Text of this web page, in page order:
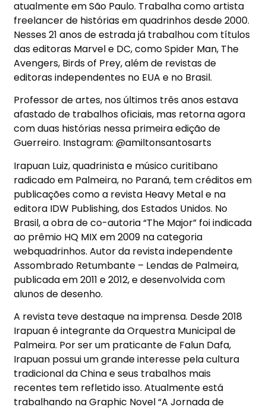
atualmente em São Paulo. Trabalha como artista
freelancer de histórias em quadrinhos desde 2000.
Nesses 21 anos de estrada já trabalhou com títulos
das editoras Marvel e DC, como Spider Man, The
Avengers, Birds of Prey, além de revistas de
editoras independentes no EUA e no Brasil.
Professor de artes, nos últimos três anos estava
afastado de trabalhos oficiais, mas retorna agora
com duas histórias nessa primeira edição de
Guerreiro. Instagram: @amiltonsantosarts
Irapuan Luiz, quadrinista e músico curitibano
radicado em Palmeira, no Paraná, tem créditos em
publicações como a revista Heavy Metal e na
editora IDW Publishing, dos Estados Unidos. No
Brasil, a obra de co-autoria “The Major” foi indicada
ao prêmio HQ MIX em 2009 na categoria
webquadrinhos. Autor da revista independente
Assombrado Retumbante – Lendas de Palmeira,
publicada em 2011 e 2012, e desenvolvida com
alunos de desenho.
A revista teve destaque na imprensa. Desde 2018
Irapuan é integrante da Orquestra Municipal de
Palmeira. Por ser um praticante de Falun Dafa,
Irapuan possui um grande interesse pela cultura
tradicional da China e seus trabalhos mais
recentes tem refletido isso. Atualmente está
trabalhando na Graphic Novel “A Jornada de